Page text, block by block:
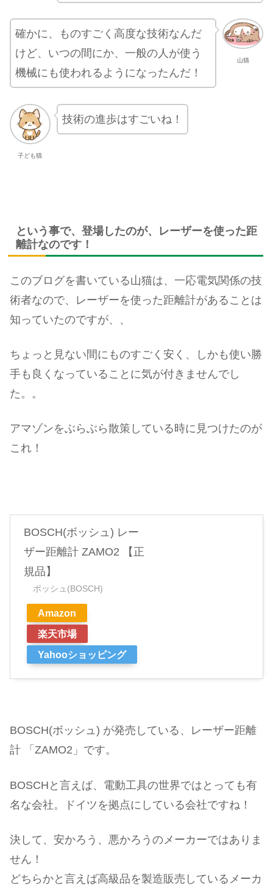
山猫
確かに、ものすごく高度な技術なんだ
けど、いつの間にか、一般の人が使う
機械にも使われるようになったんだ！
子ども猫
技術の進歩はすごいね！
という事で、登場したのが、レーザーを使った距
離計なのです！
このブログを書いている山猫は、一応電気関係の技
術者なので、レーザーを使った距離計があることは
知っていたのですが、、
ちょっと見ない間にものすごく安く、しかも使い勝
手も良くなっていることに気が付きませんでし
た。。
アマゾンをぶらぶら散策している時に見つけたのが
これ！
BOSCH(ボッシュ) レー
ザー距離計 ZAMO2 【正
規品】
ボッシュ(BOSCH)
Amazon
楽天市場
Yahooショッピング
BOSCH(ボッシュ) が発売している、レーザー距離
計 「ZAMO2」です。
BOSCHと言えば、電動工具の世界ではとっても有
名な会社。ドイツを拠点にしている会社ですね！
決して、安かろう、悪かろうのメーカーではありま
せん！
どちらかと言えば高級品を製造販売しているメーカ